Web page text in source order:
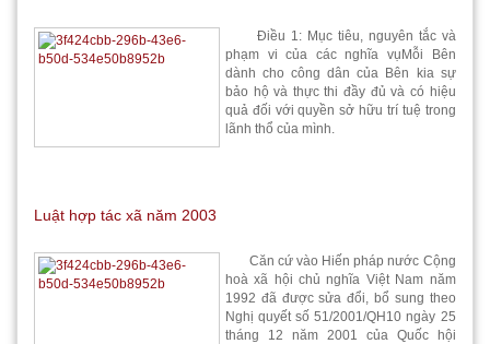
Điều 1: Mục tiêu, nguyên tắc và
phạm vi của các nghĩa vụMỗi Bên
dành cho công dân của Bên kia sự
bảo hộ và thực thi đầy đủ và có hiệu
quả đối với quyền sở hữu trí tuệ trong
lãnh thổ của mình.
Luật hợp tác xã năm 2003
Căn cứ vào Hiến pháp nước Cộng
hoà xã hội chủ nghĩa Việt Nam năm
1992 đã được sửa đổi, bổ sung theo
Nghị quyết số 51/2001/QH10 ngày 25
tháng 12 năm 2001 của Quốc hội